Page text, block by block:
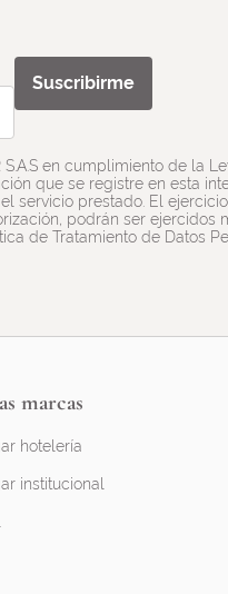
Suscribirme
S.A.S en cumplimiento de la
que se registre en esta
servicio prestado. El
podrán ser ejercidos
de Tratamiento de Datos
marcas
hotelería
institucional